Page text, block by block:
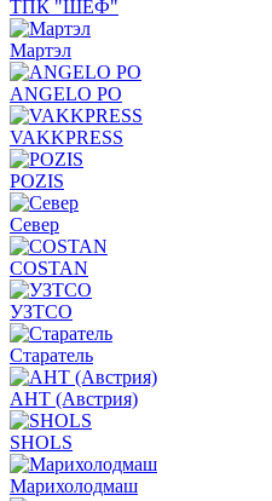
ТПК "ШЕФ"
Мартэл
ANGELO PO
VAKKPRESS
POZIS
Север
COSTAN
УЗТСО
Старатель
АНТ (Австрия)
SHOLS
Марихолодмаш